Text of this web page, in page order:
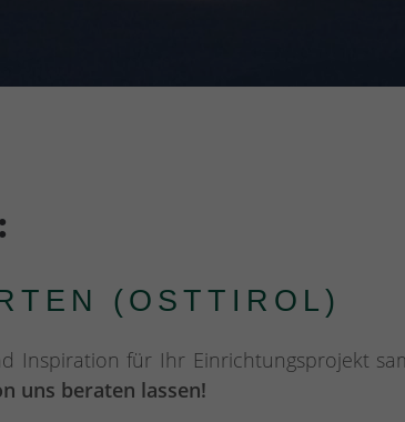
(OSTTIROL)
Inspiration für Ihr Einrichtungsprojekt
uns beraten lassen!